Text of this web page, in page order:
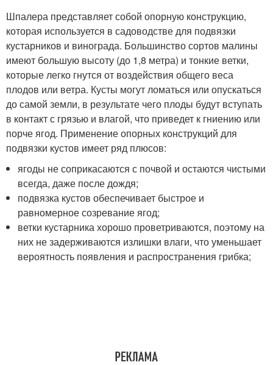
Шпалера представляет собой опорную конструкцию,
которая используется в садоводстве для подвязки
кустарников и винограда. Большинство сортов малины
имеют большую высоту (до 1,8 метра) и тонкие ветки,
которые легко гнутся от воздействия общего веса
плодов или ветра. Кусты могут ломаться или опускаться
до самой земли, в результате чего плоды будут вступать
в контакт с грязью и влагой, что приведет к гниению или
порче ягод. Применение опорных конструкций для
подвязки кустов имеет ряд плюсов:
ягоды не соприкасаются с почвой и остаются чистыми
всегда, даже после дождя;
подвязка кустов обеспечивает быстрое и
равномерное созревание ягод;
ветки кустарника хорошо проветриваются, поэтому на
них не задерживаются излишки влаги, что уменьшает
вероятность появления и распространения грибка;